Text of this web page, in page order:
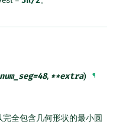
num_seg=48, **extra) ¶
全包含几何形状的最小圆